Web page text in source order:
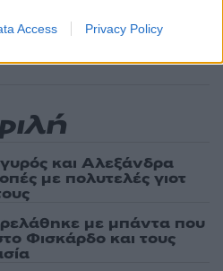
Access Privacy Policy
και Αλεξάνδρα
με πολυτελές γιοτ
με μπάντα που
Φισκάρδο και τους